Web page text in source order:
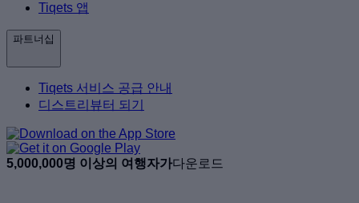
Tiqets 앱
파트너십
Tiqets 서비스 공급 안내
디스트리뷰터 되기
5,000,000명 이상의 여행자가다운로드